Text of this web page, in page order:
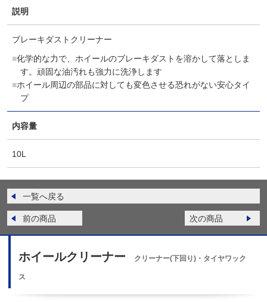
説明
ブレーキダストクリーナー
化学的な力で、ホイールのブレーキダストを溶かして落としま
す。頑固な油汚れも強力に洗浄します
ホイール周辺の部品に対しても変色させる恐れがない安心タイ
プ
内容量
10L
一覧へ戻る
前の商品 次の商品
ホイールクリーナー クリーナー(下回り)・タイヤワック
ス